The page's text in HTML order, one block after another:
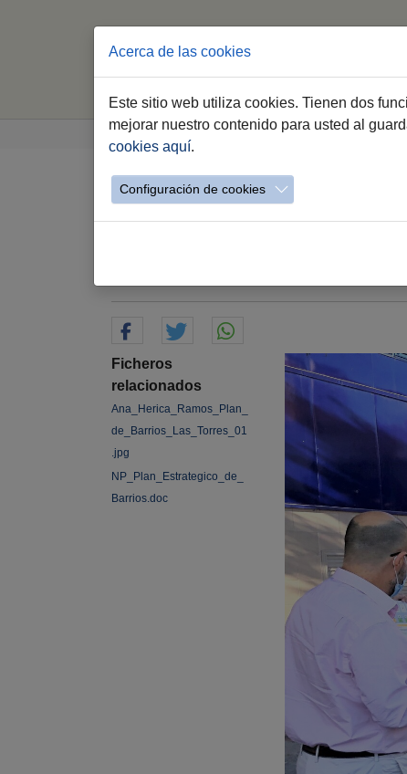
Jerez.es Webs Municipales Sala de
El Ayuntamiento de
Ficheros
relacionados
Ana_Herica_Ramos_Plan_
de_Barrios_Las_Torres_01
.jpg
NP_Plan_Estrategico_de_
Barrios.doc
Acerca de las cookies
Este sitio web utiliza cookies. Tienen dos
mejorar nuestro contenido para usted al
cookies aquí.
Configuración de cookies